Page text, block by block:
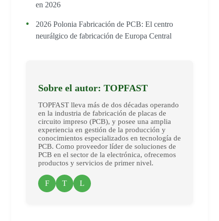
en 2026
2026 Polonia Fabricación de PCB: El centro
neurálgico de fabricación de Europa Central
Sobre el autor: TOPFAST
TOPFAST lleva más de dos décadas operando
en la industria de fabricación de placas de
circuito impreso (PCB), y posee una amplia
experiencia en gestión de la producción y
conocimientos especializados en tecnología de
PCB. Como proveedor líder de soluciones de
PCB en el sector de la electrónica, ofrecemos
productos y servicios de primer nivel.
F T L